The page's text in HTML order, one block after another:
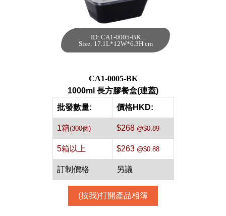
ID: CA1-0005-BK
Size: 17.1L*12W*6.3H cm
1000ml 長方膠餐
盒(連蓋)[黑色,300
CA1-0005-BK
1000ml 長方膠餐盒(連蓋)
批發數量:
價格HKD:
1箱(300個) $268@$0.89
5箱以上 $263@$0.88
訂制價格 另議
(按我)打開產品相簿